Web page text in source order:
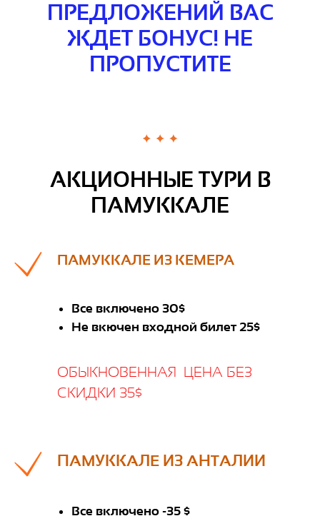
ПРЕДЛОЖЕНИЙ ВАС
ЖДЕТ БОНУС! НЕ
ПРОПУСТИТЕ
АКЦИОННЫЕ ТУРИ В
ПАМУККАЛЕ
ПАМУККАЛЕ ИЗ КЕМЕРА
Все включено 30$
Не вкючен входной билет 25$
ОБЫКНОВЕННАЯ ЦЕНА БЕЗ
СКИДКИ 35$
ПАМУККАЛЕ ИЗ АНТАЛИИ
Все включено -35 $